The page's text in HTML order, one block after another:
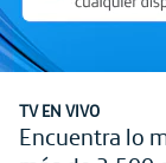
TV EN VIVO
Encuentra lo